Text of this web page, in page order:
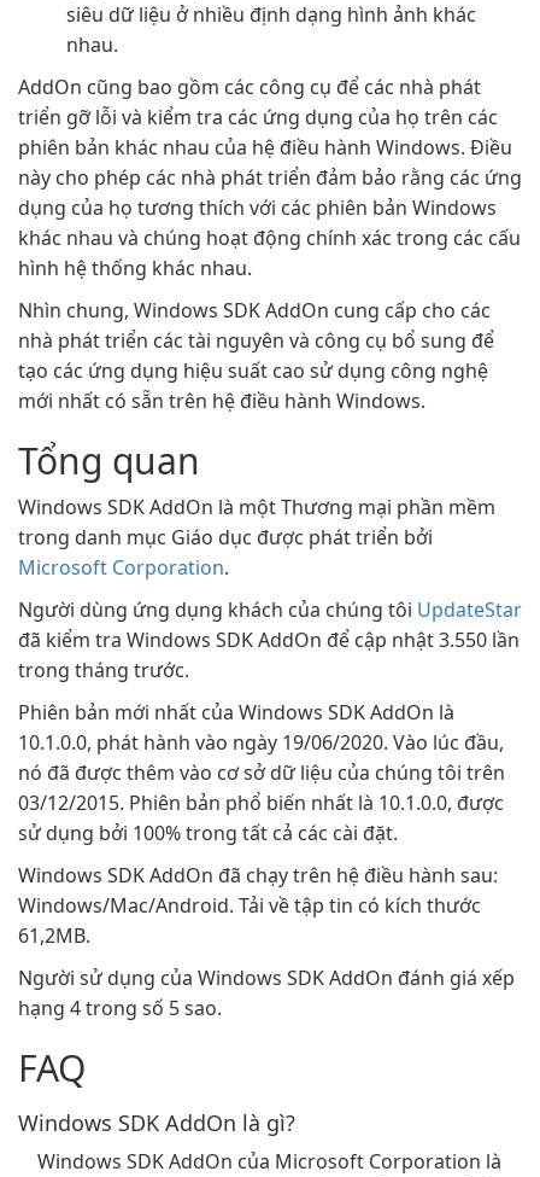
siêu dữ liệu ở nhiều định dạng hình ảnh khác
nhau.
AddOn cũng bao gồm các công cụ để các nhà phát
triển gỡ lỗi và kiểm tra các ứng dụng của họ trên các
phiên bản khác nhau của hệ điều hành Windows. Điều
này cho phép các nhà phát triển đảm bảo rằng các ứng
dụng của họ tương thích với các phiên bản Windows
khác nhau và chúng hoạt động chính xác trong các cấu
hình hệ thống khác nhau.
Nhìn chung, Windows SDK AddOn cung cấp cho các
nhà phát triển các tài nguyên và công cụ bổ sung để
tạo các ứng dụng hiệu suất cao sử dụng công nghệ
mới nhất có sẵn trên hệ điều hành Windows.
Tổng quan
Windows SDK AddOn là một Thương mại phần mềm
trong danh mục Giáo dục được phát triển bởi
Microsoft Corporation.
Người dùng ứng dụng khách của chúng tôi UpdateStar
đã kiểm tra Windows SDK AddOn để cập nhật 3.550 lần
trong tháng trước.
Phiên bản mới nhất của Windows SDK AddOn là
10.1.0.0, phát hành vào ngày 19/06/2020. Vào lúc đầu,
nó đã được thêm vào cơ sở dữ liệu của chúng tôi trên
03/12/2015. Phiên bản phổ biến nhất là 10.1.0.0, được
sử dụng bởi 100% trong tất cả các cài đặt.
Windows SDK AddOn đã chạy trên hệ điều hành sau:
Windows/Mac/Android. Tải về tập tin có kích thước
61,2MB.
Người sử dụng của Windows SDK AddOn đánh giá xếp
hạng 4 trong số 5 sao.
FAQ
Windows SDK AddOn là gì?
Windows SDK AddOn của Microsoft Corporation là